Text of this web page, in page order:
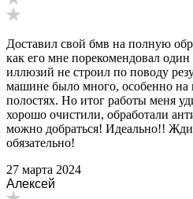
Доставил свой бмв на полную
как его мне порекомендовал
иллюзий не строил по поводу
машине было много, особенно
полостях. Но итог работы меня
хорошо очистили, обработали
можно добраться! Идеально!!
обязательно!
27 марта 2024
Алексей